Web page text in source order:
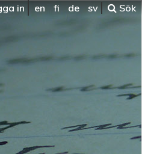
in en fi de sv Sök